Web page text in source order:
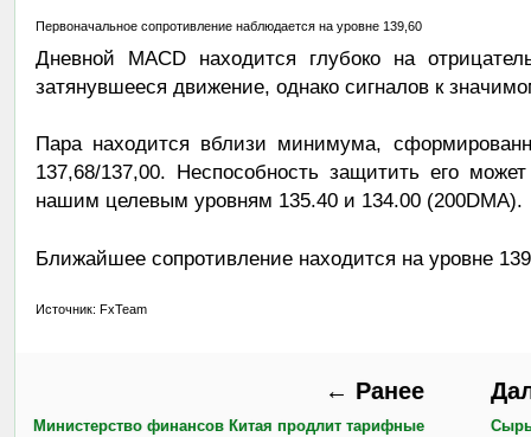
Первоначальное сопротивление наблюдается на уровне 139,60
Дневной MACD находится глубоко на
затянувшееся движение, однако сигналов к
Пара находится вблизи минимума,
137,68/137,00. Неспособность защитить его
нашим целевым уровням 135.40 и 134.00 (200DMA).
Ближайшее сопротивление находится на уровне
Источник: FxTeam
← Ранее
Министерство финансов Китая продлит тарифные